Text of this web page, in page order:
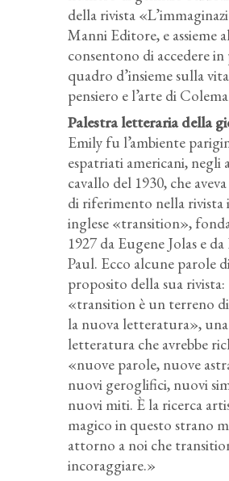
della rivista
Manni Editore, e assieme
consentono di accedere
quadro d’insieme sulla
pensiero e l’arte di
Palestra letteraria della
Emily fu l’ambiente
espatriati americani, negli
cavallo del 1930, che
di riferimento nella rivista
inglese «transition»,
1927 da Eugene Jolas e
Paul. Ecco alcune parole
proposito della sua rivista:
«transition è un terreno
la nuova letteratura», una
letteratura che avrebbe
«nuove parole, nuove
nuovi geroglifici, nuovi
nuovi miti. È la ricerca
magico in questo strano
attorno a noi che
incoraggiare.»